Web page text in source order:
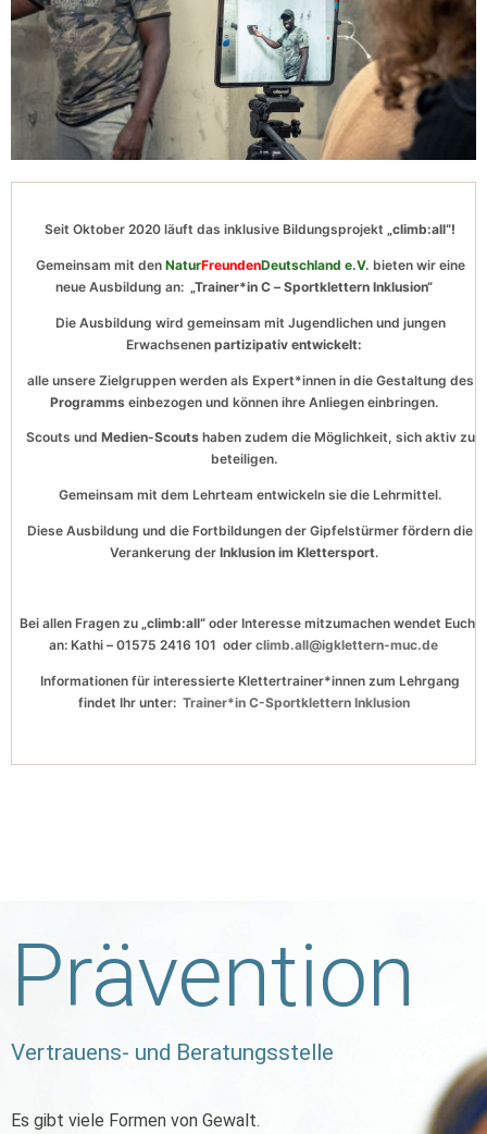
Seit Oktober 2020 läuft das inklusive Bildungsprojekt „climb:all“!
Gemeinsam mit den NaturFreundenDeutschland e.V. bieten wir eine
neue Ausbildung an:
„Trainer*in C – Sportklettern Inklusion“
Die Ausbildung wird gemeinsam mit Jugendlichen und jungen
Erwachsenen partizipativ entwickelt:
alle unsere Zielgruppen werden als Expert*innen in die Gestaltung des
Programmseinbezogen und können ihre Anliegen einbringen.
Scouts und Medien-Scoutshaben zudem die Möglichkeit, sich aktiv zu
beteiligen.
Gemeinsam mit dem Lehrteam entwickeln sie die Lehrmittel.
Diese Ausbildung und die Fortbildungen der Gipfelstürmer fördern die
Verankerung der Inklusion im Klettersport.
Bei allen Fragen zu „climb:all“oder Interesse mitzumachen wendet Euch
an: Kathi – 01575 2416 101 oder climb.all@igklettern-muc.de
Informationen für interessierte Klettertrainer*innen zum Lehrgang
findet Ihr unter: Trainer*in C-Sportklettern Inklusion
Prävention
Vertrauens- und Beratungsstelle
Es gibt viele Formen von Gewalt.